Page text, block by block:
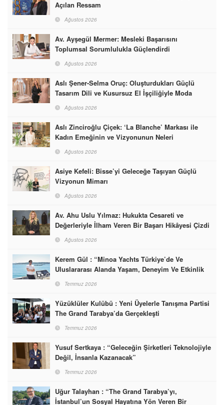
Açılan Ressam
Ağustos 2026
Av. Ayşegül Mermer: Mesleki Başarısını
Toplumsal Sorumlulukla Güçlendirdi
Ağustos 2026
Aslı Şener-Selma Oruç: Oluşturdukları Güçlü
Tasarım Dili ve Kusursuz El İşçiliğiyle Moda
Dünyasına İmzalarını Attılar
Ağustos 2026
Aslı Zinciroğlu Çiçek: ‘La Blanche’ Markası ile
Kadın Emeğinin ve Vizyonunun Neleri
Başarabileceğinin En Güzel Örneğini Sunuyor
Ağustos 2026
Asiye Kefeli: Bisse’yi Geleceğe Taşıyan Güçlü
Vizyonun Mimarı
Ağustos 2026
Av. Ahu Uslu Yılmaz: Hukukta Cesareti ve
Değerleriyle İlham Veren Bir Başarı Hikâyesi Çizdi
Ağustos 2026
Kerem Gül : “Minoa Yachts Türkiye’de Ve
Uluslararası Alanda Yaşam, Deneyim Ve Etkinlik
Markası Olacak”
Temmuz 2026
Yüzüklüler Kulübü : Yeni Üyelerle Tanışma Partisi
The Grand Tarabya’da Gerçekleşti
Temmuz 2026
Yusuf Sertkaya : “Geleceğin Şirketleri Teknolojiyle
Değil, İnsanla Kazanacak”
Temmuz 2026
Uğur Talayhan : “The Grand Tarabya’yı,
İstanbul’un Sosyal Hayatına Yön Veren Bir